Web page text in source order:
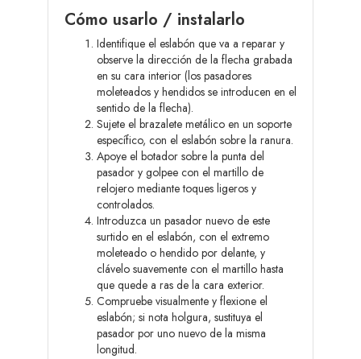
Cómo usarlo / instalarlo
Identifique el eslabón que va a reparar y
observe la dirección de la flecha grabada
en su cara interior (los pasadores
moleteados y hendidos se introducen en el
sentido de la flecha).
Sujete el brazalete metálico en un soporte
específico, con el eslabón sobre la ranura.
Apoye el botador sobre la punta del
pasador y golpee con el martillo de
relojero mediante toques ligeros y
controlados.
Introduzca un pasador nuevo de este
surtido en el eslabón, con el extremo
moleteado o hendido por delante, y
clávelo suavemente con el martillo hasta
que quede a ras de la cara exterior.
Compruebe visualmente y flexione el
eslabón; si nota holgura, sustituya el
pasador por uno nuevo de la misma
longitud.